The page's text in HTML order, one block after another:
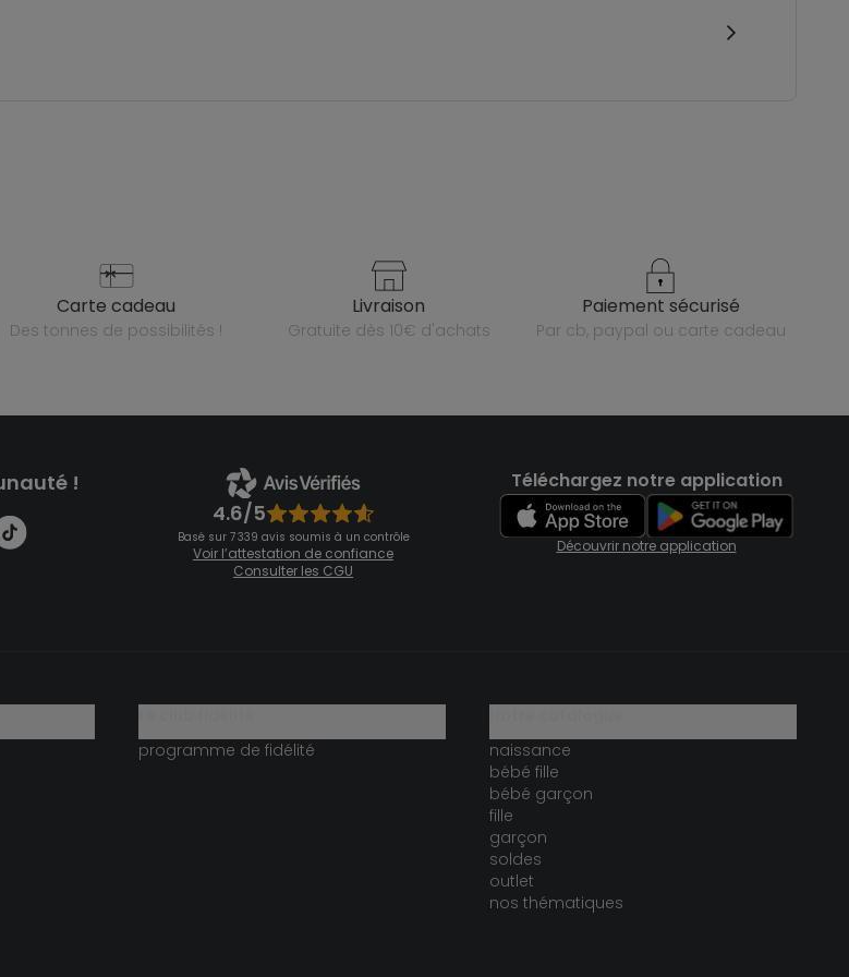
carte cadeau
des tonnes de possibilités !
livraison
gratuite dès 10€ d'achats
paiement sécurisé
par cb, paypal ou carte cadeau
!
4.6/5
Basé sur 7 339 avis soumis à un contrôle
Voir l’attestation de confiance
Consulter les CGU
Téléchargez notre application
Découvrir notre application
programme de fidélité
naissance
bébé fille
bébé garçon
fille
garçon
soldes
outlet
nos thématiques